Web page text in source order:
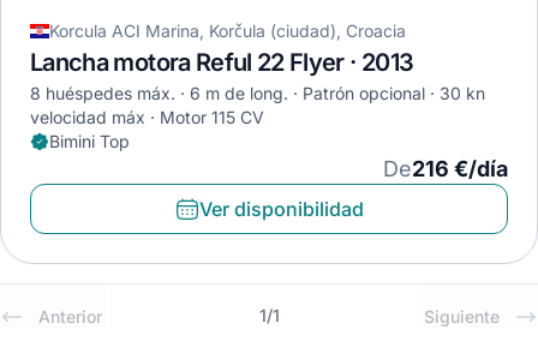
Korcula ACI Marina, Korčula (ciudad), Croacia
Lancha motora Reful 22 Flyer · 2013
8 huéspedes máx. 6 m de long. Patrón opcional
30 kn
velocidad máx
Motor 115 CV
Bimini Top
De216 €/día
Ver disponibilidad
Anterior 1/1 Siguiente